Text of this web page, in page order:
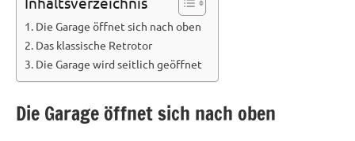
Die Garage öffnet sich nach oben
Das klassische Retrotor
Die Garage wird seitlich geöffnet
Die Garage öffnet sich nach oben